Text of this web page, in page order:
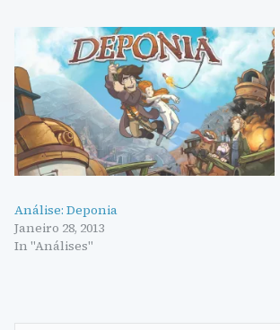
Análise: Deponia
Janeiro 28, 2013
In "Análises"